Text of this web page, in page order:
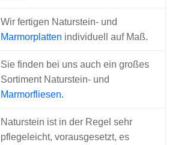
Wir fertigen Naturstein- und
Marmorplatten individuell auf Maß.
Sie finden bei uns auch ein großes
Sortiment Naturstein- und
Marmorfliesen.
Naturstein ist in der Regel sehr
pflegeleicht, vorausgesetzt, es